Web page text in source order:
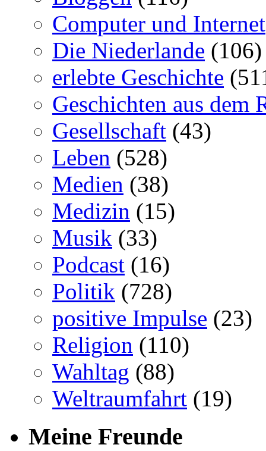
Computer und Internet
Die Niederlande (106)
erlebte Geschichte
Geschichten aus dem
Gesellschaft (43)
Leben (528)
Medien (38)
Medizin (15)
Musik (33)
Podcast (16)
Politik (728)
positive Impulse (23)
Religion (110)
Wahltag (88)
Weltraumfahrt (19)
Meine Freunde